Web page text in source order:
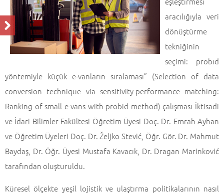
aracılığıyla veri
dönüştürme
tekniğinin
seçimi: probıd
yöntemiyle küçük e-vanların sıralaması” (Selection of data
conversion technique via sensitivity-performance matching:
Ranking of small e-vans with probid method) çalışması İktisadi
ve İdari Bilimler Fakültesi Öğretim Üyesi Doç. Dr. Emrah Ayhan
ve Öğretim Üyeleri Doç. Dr. Željko Stević, Öğr. Gör. Dr. Mahmut
Baydaş, Dr. Öğr. Üyesi Mustafa Kavacık, Dr. Dragan Marinković
tarafından oluşturuldu.
Küresel ölçekte yeşil lojistik ve ulaştırma politikalarının nasıl